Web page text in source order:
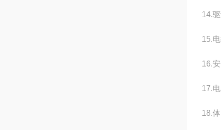
14.
15.
16.
17.
18.